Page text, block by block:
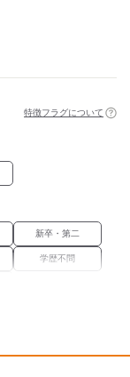
特徴フラグについて
新卒・第二
学歴不問